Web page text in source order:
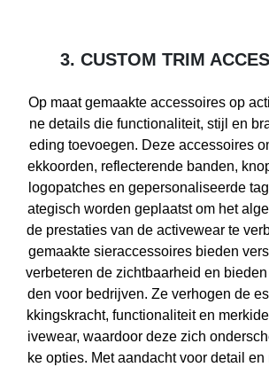
3. CUSTOM TRIM
Op maat gemaakte accessoires op
ne details die functionaliteit, stijl en
eding toevoegen. Deze accessoires
ekkoorden, reflecterende banden,
logopatches en gepersonaliseerde
ategisch worden geplaatst om het
de prestaties van de activewear te
gemaakte sieraccessoires bieden
verbeteren de zichtbaarheid en
den voor bedrijven. Ze verhogen de
kkingskracht, functionaliteit en
ivewear, waardoor deze zich
ke opties. Met aandacht voor detail